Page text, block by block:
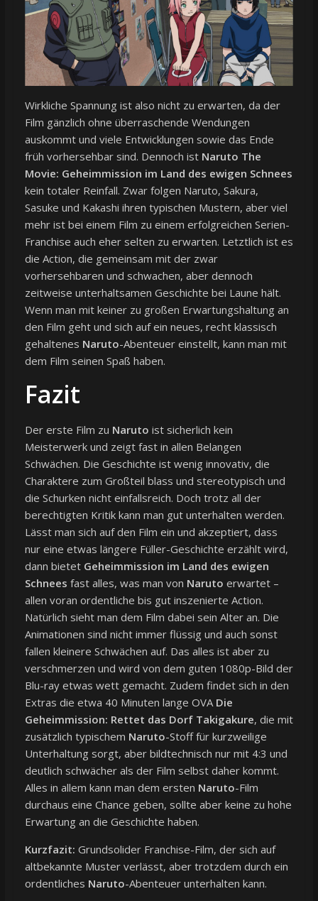
Wirkliche Spannung ist also nicht zu erwarten, da der
Film gänzlich ohne überraschende Wendungen
auskommt und viele Entwicklungen sowie das Ende
früh vorhersehbar sind. Dennoch ist Naruto The
Movie: Geheimmission im Land des ewigen Schnees
kein totaler Reinfall. Zwar folgen Naruto, Sakura,
Sasuke und Kakashi ihren typischen Mustern, aber viel
mehr ist bei einem Film zu einem erfolgreichen Serien-
Franchise auch eher selten zu erwarten. Letztlich ist es
die Action, die gemeinsam mit der zwar
vorhersehbaren und schwachen, aber dennoch
zeitweise unterhaltsamen Geschichte bei Laune hält.
Wenn man mit keiner zu großen Erwartungshaltung an
den Film geht und sich auf ein neues, recht klassisch
gehaltenes Naruto-Abenteuer einstellt, kann man mit
dem Film seinen Spaß haben.
Fazit
Der erste Film zu Naruto ist sicherlich kein
Meisterwerk und zeigt fast in allen Belangen
Schwächen. Die Geschichte ist wenig innovativ, die
Charaktere zum Großteil blass und stereotypisch und
die Schurken nicht einfallsreich. Doch trotz all der
berechtigten Kritik kann man gut unterhalten werden.
Lässt man sich auf den Film ein und akzeptiert, dass
nur eine etwas längere Füller-Geschichte erzählt wird,
dann bietet Geheimmission im Land des ewigen
Schnees fast alles, was man von Naruto erwartet –
allen voran ordentliche bis gut inszenierte Action.
Natürlich sieht man dem Film dabei sein Alter an. Die
Animationen sind nicht immer flüssig und auch sonst
fallen kleinere Schwächen auf. Das alles ist aber zu
verschmerzen und wird von dem guten 1080p-Bild der
Blu-ray etwas wett gemacht. Zudem findet sich in den
Extras die etwa 40 Minuten lange OVA Die
Geheimmission: Rettet das Dorf Takigakure, die mit
zusätzlich typischem Naruto-Stoff für kurzweilige
Unterhaltung sorgt, aber bildtechnisch nur mit 4:3 und
deutlich schwächer als der Film selbst daher kommt.
Alles in allem kann man dem ersten Naruto-Film
durchaus eine Chance geben, sollte aber keine zu hohe
Erwartung an die Geschichte haben.
Kurzfazit: Grundsolider Franchise-Film, der sich auf
altbekannte Muster verlässt, aber trotzdem durch ein
ordentliches Naruto-Abenteuer unterhalten kann.